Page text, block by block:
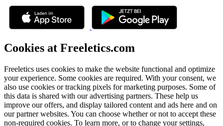
Cookies at Freeletics.com
Freeletics uses cookies to make the website functional and optimize
your experience. Some cookies are required. With your consent, we
also use cookies or tracking pixels for marketing purposes. Some of
this data is shared with our advertising partners. These help us
improve our offers, and display tailored content and ads here and on
our partner websites. You can choose whether or not to accept these
non-required cookies. To learn more, or to change your settings,